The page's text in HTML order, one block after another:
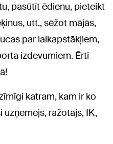
pasūtīt ēdienu, pieteikt
utt., sēžot mājās,
par laikapstākļiem,
izdevumiem. Ērti
katram, kam ir ko
uzņēmējs, ražotājs, IK,